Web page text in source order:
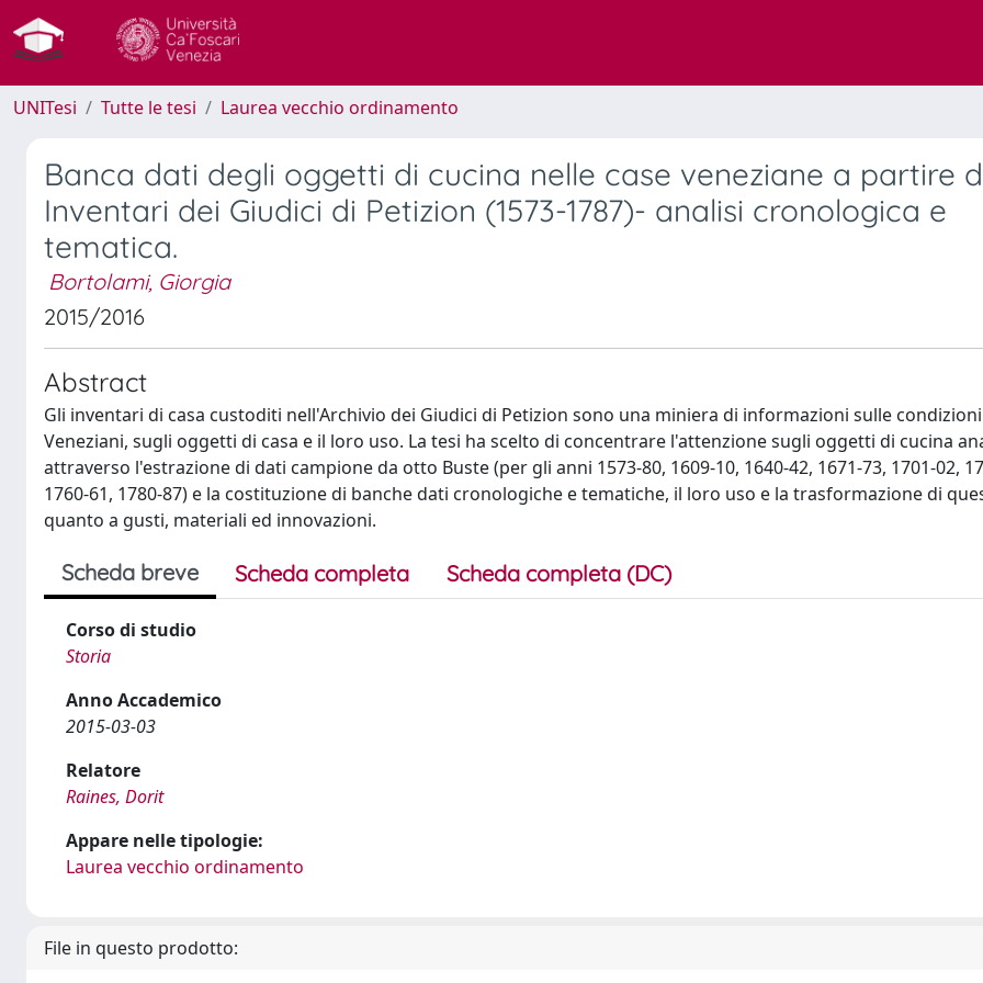
UNITesi Tutte le tesi Laurea vecchio ordinamento
Banca dati degli oggetti di cucina nelle case veneziane a partire
Inventari dei Giudici di Petizion (1573-1787)- analisi cronologica e
tematica.
Bortolami, Giorgia
2015/2016
Abstract
Gli inventari di casa custoditi nell'Archivio dei Giudici di Petizion sono una miniera di informazioni sulle
Veneziani, sugli oggetti di casa e il loro uso. La tesi ha scelto di concentrare l'attenzione sugli oggetti di cucina
attraverso l'estrazione di dati campione da otto Buste (per gli anni 1573-80, 1609-10, 1640-42, 1671-73, 1701-02,
1760-61, 1780-87) e la costituzione di banche dati cronologiche e tematiche, il loro uso e la trasformazione di
quanto a gusti, materiali ed innovazioni.
Scheda breve Scheda completa Scheda completa (DC)
Corso di studio
Storia
Anno Accademico
2015-03-03
Relatore
Raines, Dorit
Appare nelle tipologie:
Laurea vecchio ordinamento
File in questo prodotto: